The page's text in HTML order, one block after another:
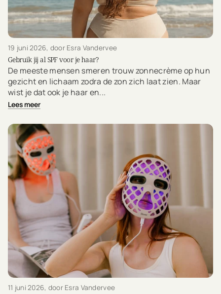
19 juni 2026, door Esra Vandervee
Gebruik jij al SPF voor je haar?
De meeste mensen smeren trouw zonnecrème op hun
gezicht en lichaam zodra de zon zich laat zien. Maar
wist je dat ook je haar en...
Lees meer
11 juni 2026, door Esra Vandervee